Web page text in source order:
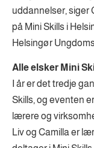
uddannelser, siger
på Mini Skills i
Helsingør
Alle elsker Mini
I år er det tredje
Skills, og eventen
lærere og
Liv og Camilla er